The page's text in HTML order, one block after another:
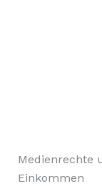
Medienrechte
Einkommen